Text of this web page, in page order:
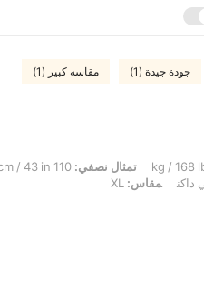
جودة جيدة (1) مقاسه كبير (1)
تمثال نصفي:
داكن مقاس: